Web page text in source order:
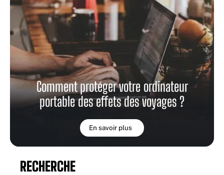
Comment protéger votre ordinateur
portable des effets des voyages ?
En savoir plus
RECHERCHE